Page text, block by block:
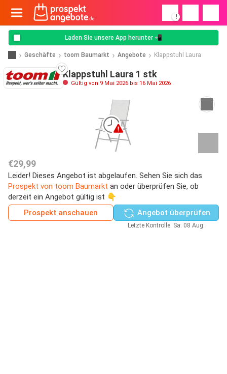
!
Laden Sie unsere App herunter 📲
Geschäfte toom Baumarkt Angebote Klappstuhl Laura
Klappstuhl Laura 1 stk
Gültig von 9 Mai 2026 bis 16 Mai 2026
€29,99
Leider! Dieses Angebot ist abgelaufen. Sehen Sie sich das
Prospekt von toom Baumarkt an oder überprüfen Sie, ob
derzeit ein Angebot gültig ist 👇
Prospekt anschauen
Angebot überprüfen
Letzte Kontrolle: Sa. 08 Aug.